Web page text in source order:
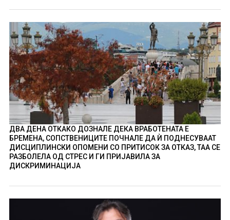
ДВА ДЕНА ОТКАКО ДОЗНАЛЕ ДЕКА ВРАБОТЕНАТА Е
БРЕМЕНА, СОПСТВЕНИЦИТЕ ПОЧНАЛЕ ДА Ѝ ПОДНЕСУВААТ
ДИСЦИПЛИНСКИ ОПОМЕНИ СО ПРИТИСОК ЗА ОТКАЗ, ТАА СЕ
РАЗБОЛЕЛА ОД СТРЕС И ГИ ПРИЈАВИЛА ЗА
ДИСКРИМИНАЦИЈА